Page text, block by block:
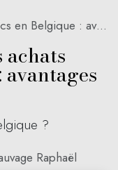
et inconvénients
?
Raphaël